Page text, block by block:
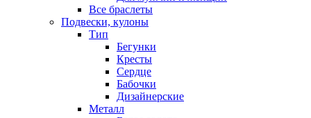
Все браслеты
Подвески, кулоны
Тип
Бегунки
Кресты
Сердце
Бабочки
Дизайнерские
Металл